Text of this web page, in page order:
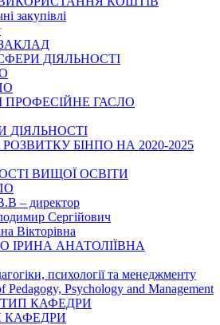
закупівлі
ДІЯЛЬНОСТІ
ПРОФЕСІЙНЕ ГАСЛО
ДІЯЛЬНОСТІ
РОЗВИТКУ БІНПО НА 2020-2025
ВИЩОЇ ОСВІТИ
– директор
Сергійович
Вікторівна
ІРИНА АНАТОЛІЇВНА
психології та менеджменту
Pedagogy, Psychology and Management
КАФЕДРИ
КАФЕДРИ